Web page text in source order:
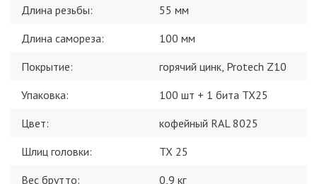
Длина резьбы:
55 мм
Длина самореза:
100 мм
Покрытие:
горячий цинк, Protech Z10
Упаковка:
100 шт + 1 бита TX25
Цвет:
кофейный RAL 8025
Шлиц головки:
TX 25
Вес брутто:
0,9 кг